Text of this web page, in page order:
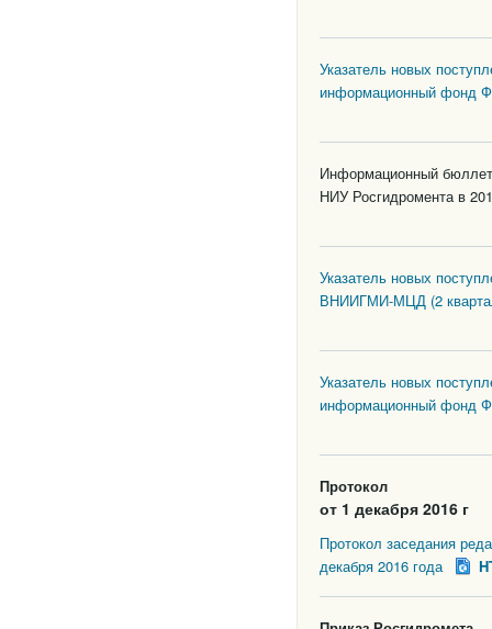
Указатель новых
информационный фонд
Информационный
НИУ Росгидромента в
Указатель новых
ВНИИГМИ-МЦД (2
Указатель новых
информационный фонд
Протокол
от 1 декабря 2016 г
Протокол заседания
декабря 2016 года